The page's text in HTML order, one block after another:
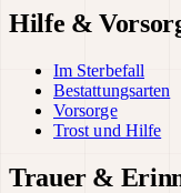
Hilfe &
Im Sterbefall
Bestattungsarten
Vorsorge
Trost und Hilfe
Trauer &